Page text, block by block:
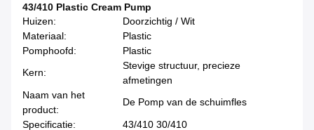
43/410 Plastic Cream Pump
Huizen:
Doorzichtig / Wit
Materiaal:
Plastic
Pomphoofd:
Plastic
Kern:
Stevige structuur, precieze
afmetingen
Naam van het
product:
De Pomp van de schuimfles
Specificatie:
43/410 30/410